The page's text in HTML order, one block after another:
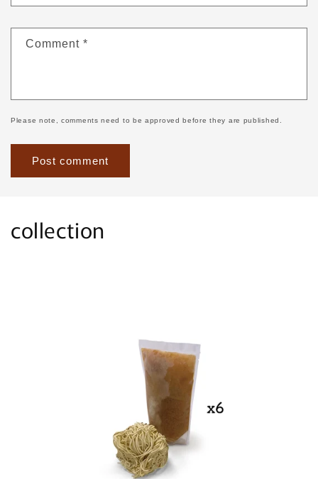
Comment *
Please note, comments need to be approved before they are published.
collection